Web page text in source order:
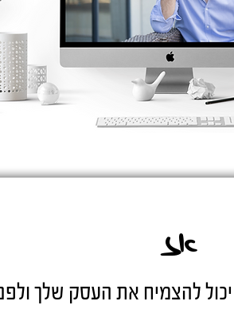
אז
להצמיח את העסק שלך